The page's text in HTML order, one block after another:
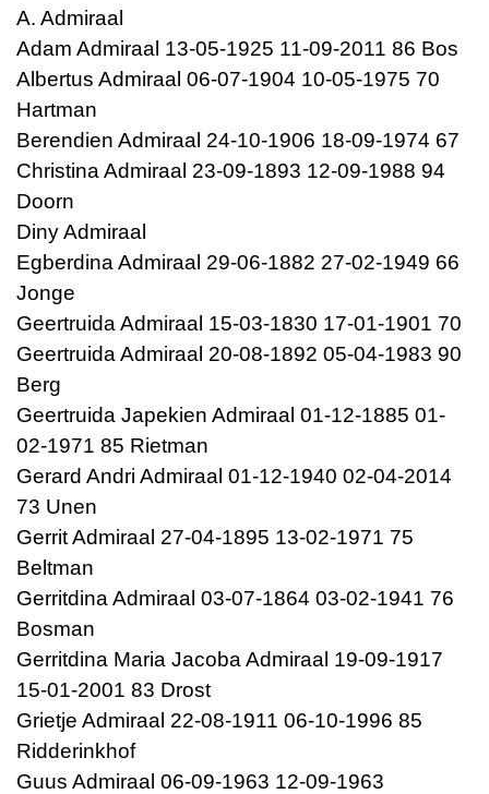
A. Admiraal
Adam Admiraal 13-05-1925 11-09-2011 86 Bos
Albertus Admiraal 06-07-1904 10-05-1975 70
Hartman
Berendien Admiraal 24-10-1906 18-09-1974 67
Christina Admiraal 23-09-1893 12-09-1988 94
Doorn
Diny Admiraal
Egberdina Admiraal 29-06-1882 27-02-1949 66
Jonge
Geertruida Admiraal 15-03-1830 17-01-1901 70
Geertruida Admiraal 20-08-1892 05-04-1983 90
Berg
Geertruida Japekien Admiraal 01-12-1885 01-
02-1971 85 Rietman
Gerard Andri Admiraal 01-12-1940 02-04-2014
73 Unen
Gerrit Admiraal 27-04-1895 13-02-1971 75
Beltman
Gerritdina Admiraal 03-07-1864 03-02-1941 76
Bosman
Gerritdina Maria Jacoba Admiraal 19-09-1917
15-01-2001 83 Drost
Grietje Admiraal 22-08-1911 06-10-1996 85
Ridderinkhof
Guus Admiraal 06-09-1963 12-09-1963